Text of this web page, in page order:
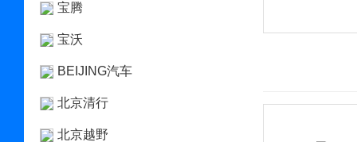
宝腾
宝沃
BEIJING汽车
北京清行
北京越野